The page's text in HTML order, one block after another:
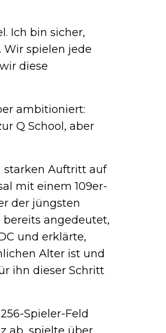
Ich bin sicher,
spielen jede
diese
ambitioniert:
Q School, aber
starken Auftritt auf
mit einem 109er-
der jüngsten
angedeutet,
und erklärte,
Alter ist und
ihn dieser Schritt
Spieler-Feld